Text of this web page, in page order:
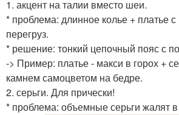
1. акцент на талии вместо шеи.
* проблема: длинное колье + платье
перегруз.
* решение: тонкий цепочный пояс с
-> Пример: платье - макси в горох +
камнем самоцветом на бедре.
2. серьги. Для прически!
* проблема: объемные серьги жалят